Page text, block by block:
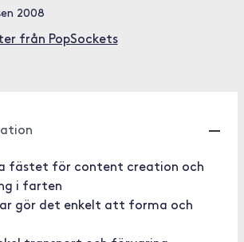
2008
från PopSockets
fästet för content creation och
i farten
gör det enkelt att forma och